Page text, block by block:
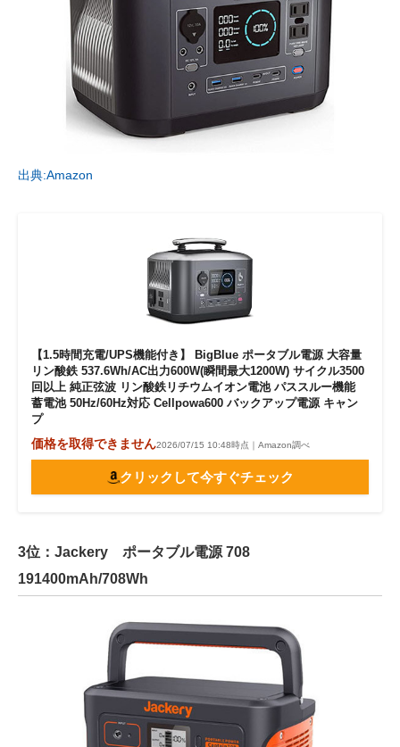
出典:Amazon
【1.5時間充電/UPS機能付き】 BigBlue ポータブル電源 大容量
リン酸鉄 537.6Wh/AC出力600W(瞬間最大1200W) サイクル3500
回以上 純正弦波 リン酸鉄リチウムイオン電池 パススルー機能
蓄電池 50Hz/60Hz対応 Cellpowa600 バックアップ電源 キャン
プ
価格を取得できません2026/07/15 10:48時点｜Amazon調べ
クリックして今すぐチェック
3位：Jackery ポータブル電源 708
191400mAh/708Wh